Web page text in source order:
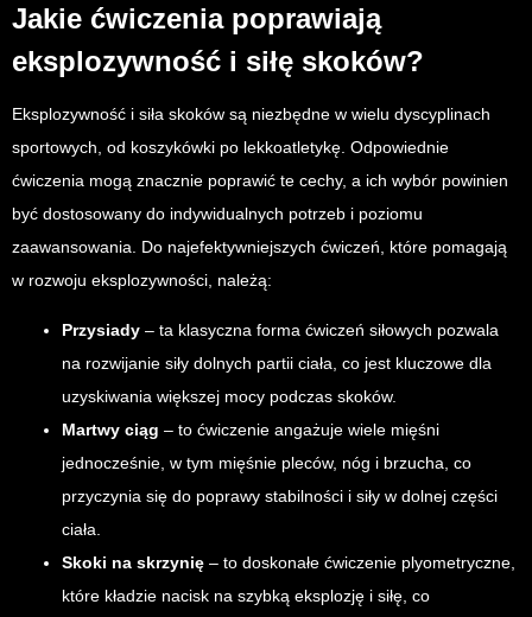
Jakie ćwiczenia poprawiają
eksplozywność i siłę skoków?
Eksplozywność i siła skoków są niezbędne w wielu dyscyplinach
sportowych, od koszykówki po lekkoatletykę. Odpowiednie
ćwiczenia mogą znacznie poprawić te cechy, a ich wybór powinien
być dostosowany do indywidualnych potrzeb i poziomu
zaawansowania. Do najefektywniejszych ćwiczeń, które pomagają
w rozwoju eksplozywności, należą:
Przysiady – ta klasyczna forma ćwiczeń siłowych pozwala
na rozwijanie siły dolnych partii ciała, co jest kluczowe dla
uzyskiwania większej mocy podczas skoków.
Martwy ciąg – to ćwiczenie angażuje wiele mięśni
jednocześnie, w tym mięśnie pleców, nóg i brzucha, co
przyczynia się do poprawy stabilności i siły w dolnej części
ciała.
Skoki na skrzynię – to doskonałe ćwiczenie plyometryczne,
które kładzie nacisk na szybką eksplozję i siłę, co